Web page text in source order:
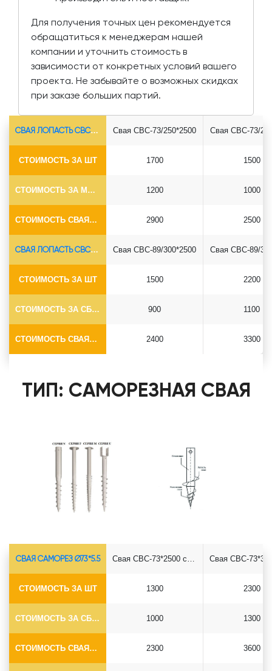
Для получения точных цен рекомендуется
обращатиться к менеджерам нашей
компании и уточнить стоимость в
зависимости от конкретных условий вашего
проекта. Не забывайте о возможных скидках
при заказе больших партий.
СВАЯ ЛОПАСТЬ СВС-Ø73*5.5
СТОИМОСТЬ ЗА ШТ
СТОИМОСТЬ ЗА МОНТАЖ
СТОИМОСТЬ СВАЯ+СБОРКА (БЕЗ ОГОЛОВКА)
Свая СВС-73/250*2500
1700
1200
2900
Свая СВС-73/
1500
1000
2500
СВАЯ ЛОПАСТЬ СВС-Ø89*6.5
СТОИМОСТЬ ЗА ШТ
СТОИМОСТЬ ЗА СБОРКУ
СТОИМОСТЬ СВАЯ+СБОРКА (БЕЗ ОГОЛОВКА)
Свая СВС-89/300*2500
1500
900
2400
Свая СВС-89/
2200
1100
3300
ТИП: САМОРЕЗНАЯ СВАЯ
СВАЯ САМОРЕЗ Ø73*5.5
СТОИМОСТЬ ЗА ШТ
СТОИМОСТЬ ЗА СБОРКУ
СТОИМОСТЬ СВАЯ+СБОРКА (БЕЗ ОГОЛОВКА)
1300
1000
2300
2300
1300
3600